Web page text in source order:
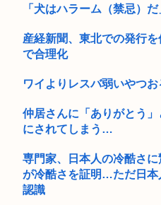
「犬はハラーム（禁忌）だ
産経新聞、東北での発行
で合理化
ワイよりレスバ弱いやつお
仲居さんに「ありがとう
にされてしまう…
専門家、日本人の冷酷さ
が冷酷さを証明…ただ日本
認識